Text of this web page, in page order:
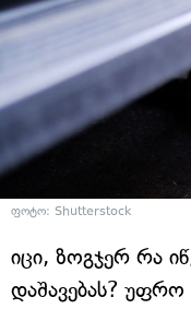
ფოტო: Shutterstock
იცი, ზოგჯერ რა
დაშავებას?